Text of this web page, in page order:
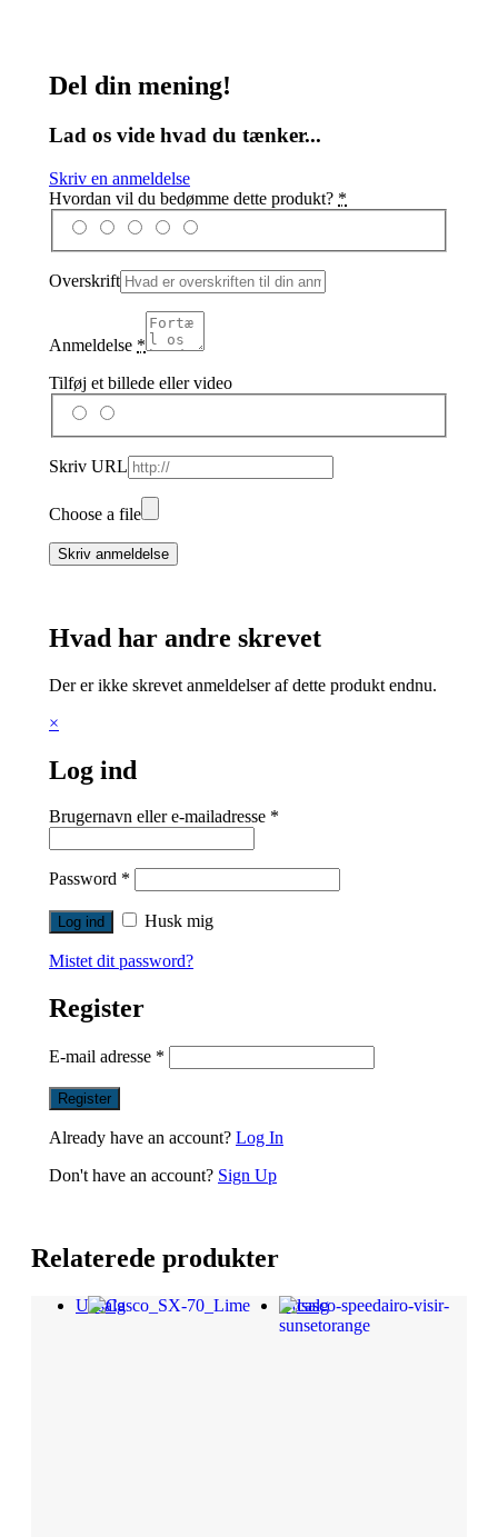
Del din mening!
Lad os vide hvad du tænker...
Skriv en anmeldelse
Hvordan vil du bedømme dette produkt? *
Overskrift
Anmeldelse *
Tilføj et billede eller video
Skriv URL
Choose a file
Skriv anmeldelse
Hvad har andre skrevet
Der er ikke skrevet anmeldelser af dette produkt endnu.
×
Log ind
Brugernavn eller e-mailadresse *
Password *
Husk mig
Mistet dit password?
Register
E-mail adresse *
Already have an account? Log In
Don't have an account? Sign Up
Relaterede produkter
Udsalg Udsalg